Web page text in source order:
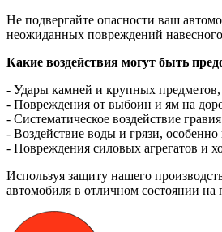
Не подвергайте опасности ваш
неожиданных повреждений
Какие воздействия могут быть
- Удары камней и крупных предметов,
- Повреждения от выбоин и ям на
- Систематическое воздействие
- Воздействие воды и грязи,
- Повреждения силовых агрегатов и
Используя защиту нашего
автомобиля в отличном состоянии на